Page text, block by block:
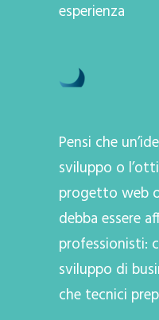
esperienza
Pensi che
sviluppo o
progetto web
debba essere
professionisti:
sviluppo di
che tecnici